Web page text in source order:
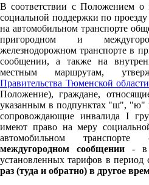
В соответствии с Положением о
социальной поддержки по
на автомобильном транспорте
пригородном и
железнодорожном транспорте в
сообщении, а также на
местным маршрутам,
Правительства Тюменской
Положение), граждане,
указанным в подпунктах "ш", "ю"
сопровождающие инвалида I
имеют право на меру
автомобильном
междугородном сообщении - в
установленных тарифов в период
раз (туда и обратно) в другое